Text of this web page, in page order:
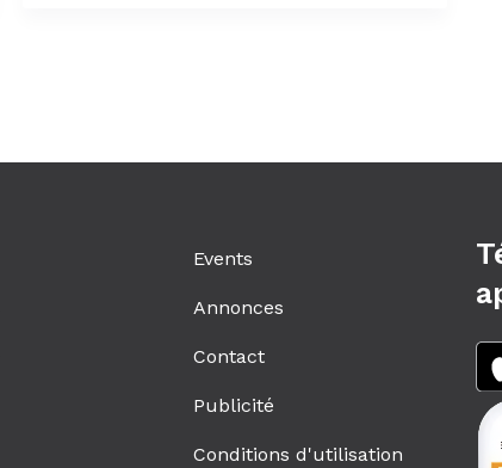
Events
Annonces
Contact
Publicité
Conditions d'utilisation